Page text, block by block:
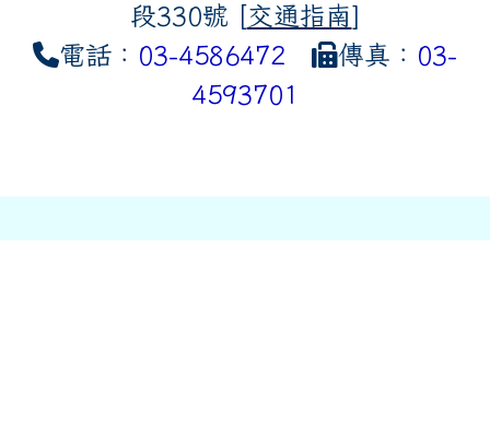
段330號 [交通指南]
電話： 03-4586472 傳真： 03-
4593701